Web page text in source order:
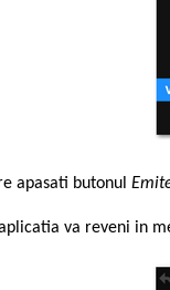
apasati butonul
va reveni in